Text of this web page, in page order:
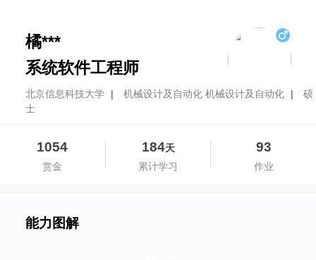
橘***
系统软件工程师
北京信息科技大学 | 机械设计及自动化 机械设计及自动化 |
硕
士
1054
赏金
184天
累计学习
93
作业
能力图解